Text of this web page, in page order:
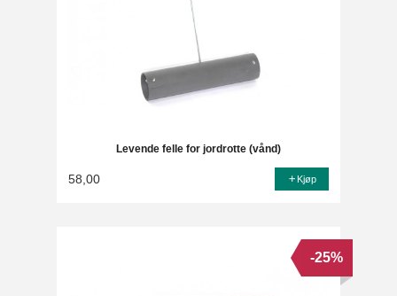
Levende felle for jordrotte (vånd)
58,00 Kjøp
-25%